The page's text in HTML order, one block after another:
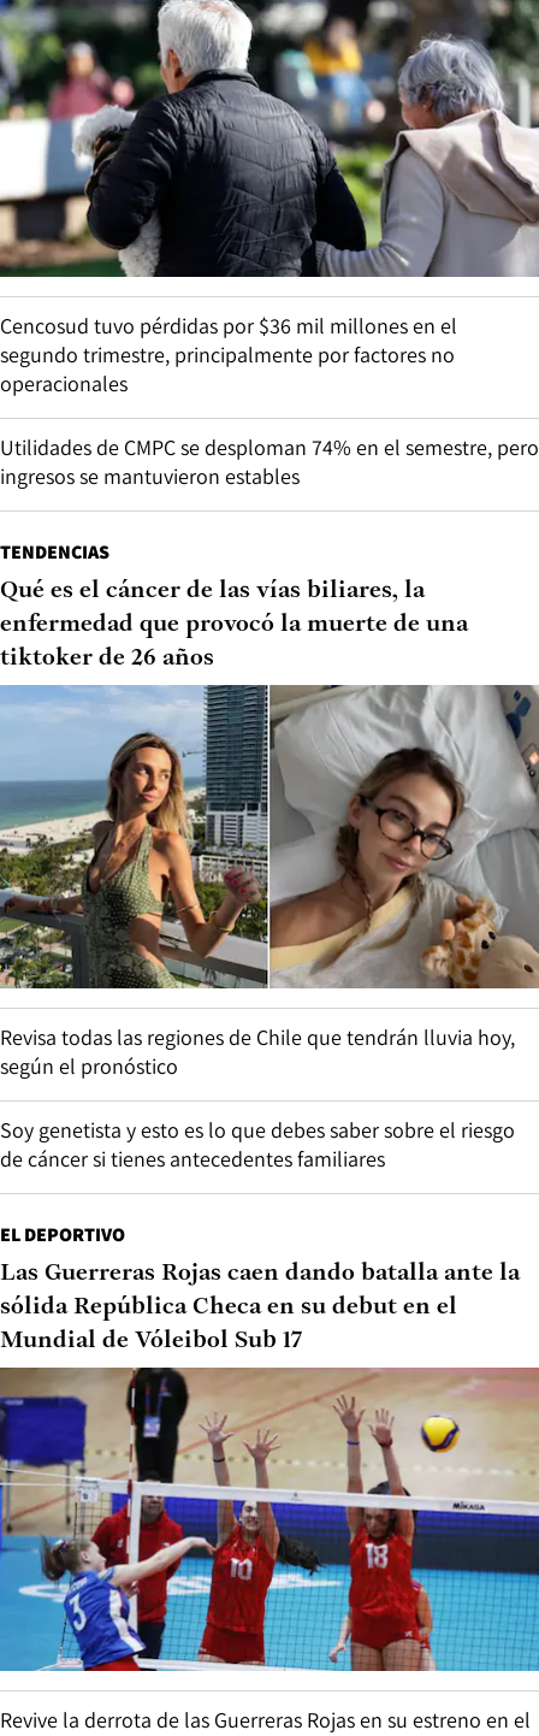
Cencosud tuvo pérdidas por $36 mil millones en el
segundo trimestre, principalmente por factores no
operacionales
Utilidades de CMPC se desploman 74% en el semestre, pero
ingresos se mantuvieron estables
TENDENCIAS
Qué es el cáncer de las vías biliares, la
enfermedad que provocó la muerte de una
tiktoker de 26 años
Revisa todas las regiones de Chile que tendrán lluvia hoy,
según el pronóstico
Soy genetista y esto es lo que debes saber sobre el riesgo
de cáncer si tienes antecedentes familiares
EL DEPORTIVO
Las Guerreras Rojas caen dando batalla ante la
sólida República Checa en su debut en el
Mundial de Vóleibol Sub 17
Revive la derrota de las Guerreras Rojas en su estreno en el